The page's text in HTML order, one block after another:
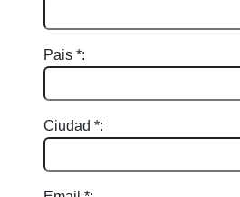
Pais *:
Ciudad *: